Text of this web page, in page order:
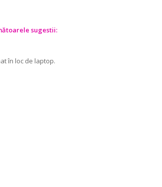
sugestii:
în loc de laptop.